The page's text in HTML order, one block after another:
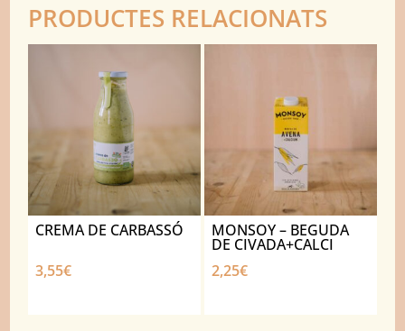
PRODUCTES RELACIONATS
CREMA DE CARBASSÓ
3,55€
MONSOY – BEGUDA
DE CIVADA+CALCI
2,25€